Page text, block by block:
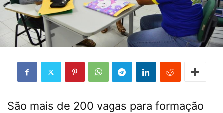
São mais de 200 vagas para formação